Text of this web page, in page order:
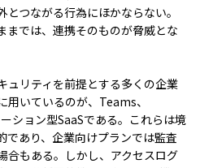
つながる行為にほかならない。
までは、連携そのものが脅威とな
ュリティを前提とする多くの企業
いているのが、Teams、
ション型SaaSである。これらは境
であり、企業向けプランでは監査
合もある。しかし、アクセスログ